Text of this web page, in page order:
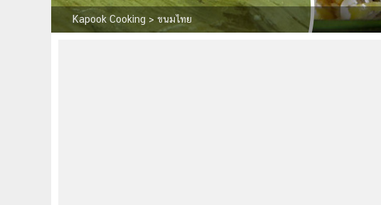
Kapook Cooking > ขนมไทย